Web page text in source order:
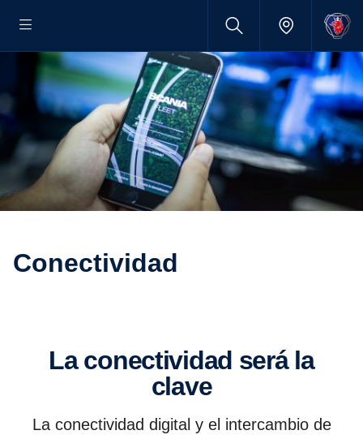
Conectividad
La conectividad será la
clave
La conectividad digital y el intercambio de